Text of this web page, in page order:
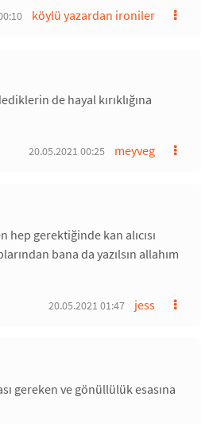
köylü yazardan ironiler
de hayal kırıklığına
meyveg
20.05.2021 00:25
hep gerektiğinde kan alıcısı
bana da yazılsın allahım
jess
20.05.2021 01:47
gereken ve gönüllülük esasına